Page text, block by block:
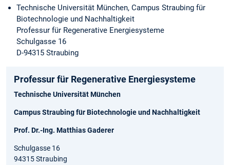
Technische Universität München, Campus Straubing für
Biotechnologie und Nachhaltigkeit
Professur für Regenerative Energiesysteme
Schulgasse 16
D-94315 Straubing
Professur für Regenerative Energiesysteme
Technische Universität München
Campus Straubing für Biotechnologie und Nachhaltigkeit
Prof. Dr.-Ing. Matthias Gaderer
Schulgasse 16
94315 Straubing